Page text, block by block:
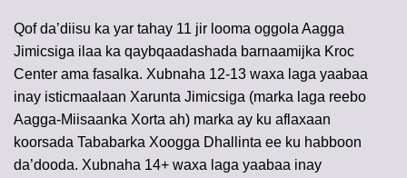
Qof da’diisu ka yar tahay 11 jir looma oggola Aagga
Jimicsiga ilaa ka qaybqaadashada barnaamijka Kroc
Center ama fasalka. Xubnaha 12-13 waxa laga yaabaa
inay isticmaalaan Xarunta Jimicsiga (marka laga reebo
Aagga-Miisaanka Xorta ah) marka ay ku aflaxaan
koorsada Tababarka Xoogga Dhallinta ee ku habboon
da’dooda. Xubnaha 14+ waxa laga yaabaa inay